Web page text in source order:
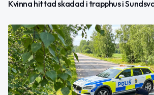
Kvinna hittad skadad i trapphus i